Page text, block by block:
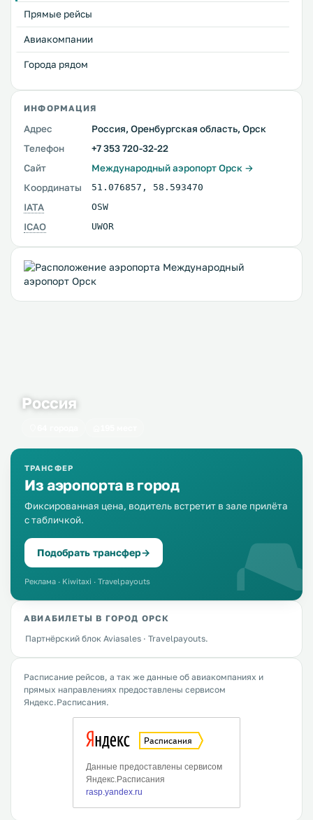
Прямые рейсы
Авиакомпании
Города рядом
ИНФОРМАЦИЯ
Адрес
Россия, Оренбургская область, Орск
Телефон
+7 353 720-32-22
Сайт
Международный аэропорт Орск →
Координаты
51.076857 , 58.593470
IATA OSW
ICAO UWOR
Россия
ТРАНСФЕР
Из аэропорта в город
Фиксированная цена, водитель встретит в зале прилёта
с табличкой.
Подобрать трансфер→
Реклама · Kiwitaxi · Travelpayouts
АВИАБИЛЕТЫ В ГОРОД ОРСК
Партнёрский блок Aviasales · Travelpayouts.
Расписание рейсов, а так же данные об авиакомпаниях и
прямых направлениях предоставлены сервисом
Яндекс.Расписания.